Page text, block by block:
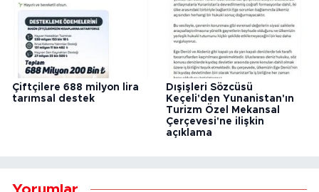
Çiftçilere 688 milyon lira
tarımsal destek
Dışişleri Sözcüsü
Keçeli'den Yunanistan'ın
Turizm Özel Mekansal
Çerçevesi'ne ilişkin
açıklama